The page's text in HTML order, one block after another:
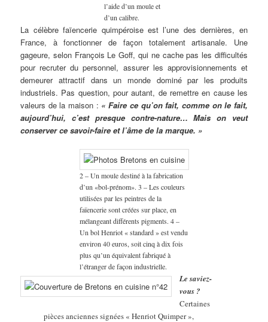
l’aide d’un moule et
d’un calibre.
La célèbre faïencerie quimpéroise est l’une des dernières, en
France, à fonctionner de façon totalement artisanale. Une
gageure, selon François Le Goff, qui ne cache pas les difficultés
pour recruter du personnel, assurer les approvisionnements et
demeurer attractif dans un monde dominé par les produits
industriels. Pas question, pour autant, de remettre en cause les
valeurs de la maison : « Faire ce qu’on fait, comme on le fait,
aujourd’hui, c’est presque contre-nature… Mais on veut
conserver ce savoir-faire et l’âme de la marque. »
2 – Un moule destiné à la fabrication
d’un «bol-prénom». 3 – Les couleurs
utilisées par les peintres de la
faïencerie sont créées sur place, en
mélangeant différents pigments. 4 –
Un bol Henriot « standard » est vendu
environ 40 euros, soit cinq à dix fois
plus qu’un équivalent fabriqué à
l’étranger de façon industrielle.
Le saviez-
vous ?
Certaines
pièces anciennes signées « Henriot Quimper »,